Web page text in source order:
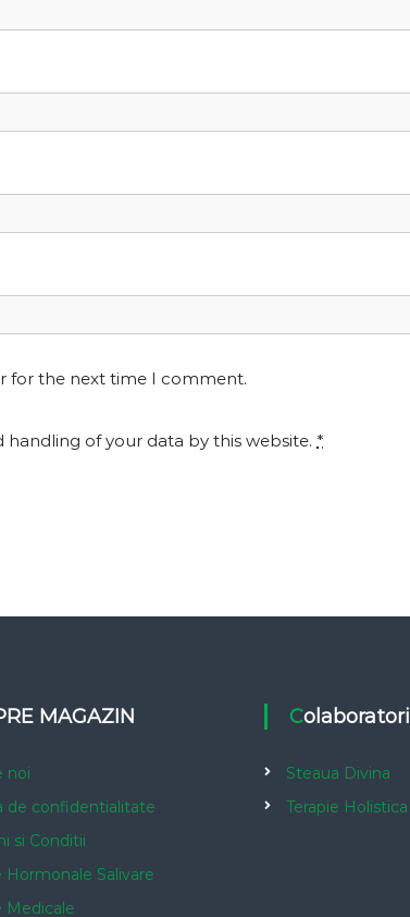
for the next time I comment.
handling of your data by this website.*
MAGAZIN
noi
de confidentialitate
si Conditii
Hormonale Salivare
Medicale
Colaboratori
Steaua Divina
Terapie Holistica